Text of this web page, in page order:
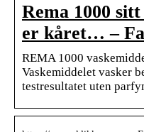
Rema 1000
er kåret… –
REMA 1000
Vaskemiddelet vasker
testresultatet uten